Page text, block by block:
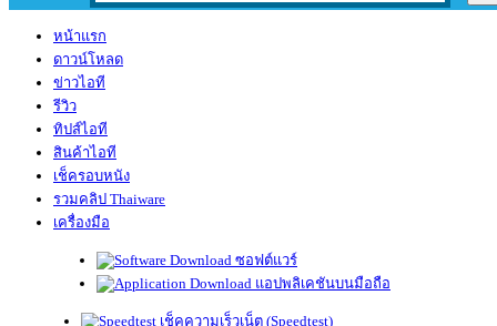
หน้าแรก
ดาวน์โหลด
ข่าวไอที
รีวิว
ทิปส์ไอที
สินค้าไอที
เช็ครอบหนัง
รวมคลิป Thaiware
เครื่องมือ
ซอฟต์แวร์
แอปพลิเคชันบนมือถือ
เช็คความเร็วเน็ต (Speedtest)